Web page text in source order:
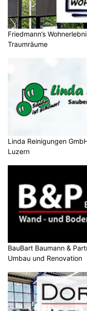
Friedmann’s
Traumräume
Linda Reinigungen
Luzern
BauBart Baumann &
Umbau und Renovation